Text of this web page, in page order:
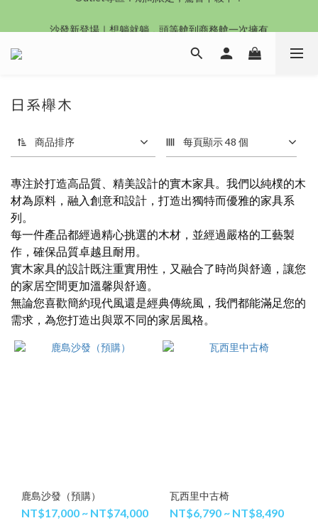
日系櫸木
商品排序 每頁顯示 48 個
專注於打造高品質、精美設計的實木家具。我們以純樸的木
材為原料，融入創意和設計，打造出獨特而優雅的家具系
列。
每一件產品都經過精心挑選的木材，並經過嚴格的工藝製
作，確保品質卓越且耐用。
實木家具的設計既注重實用性，又融合了時尚與舒適，讓您
的家居空間更加溫馨與舒適。
無論您喜歡簡約現代風還是經典傳統風，我們都能滿足您的
需求，為您打造出與眾不同的家居風格。
鹿島沙發（預購）
NT$17,000 ~ NT$74,000
瓦西里中古椅
NT$6,790 ~ NT$8,490